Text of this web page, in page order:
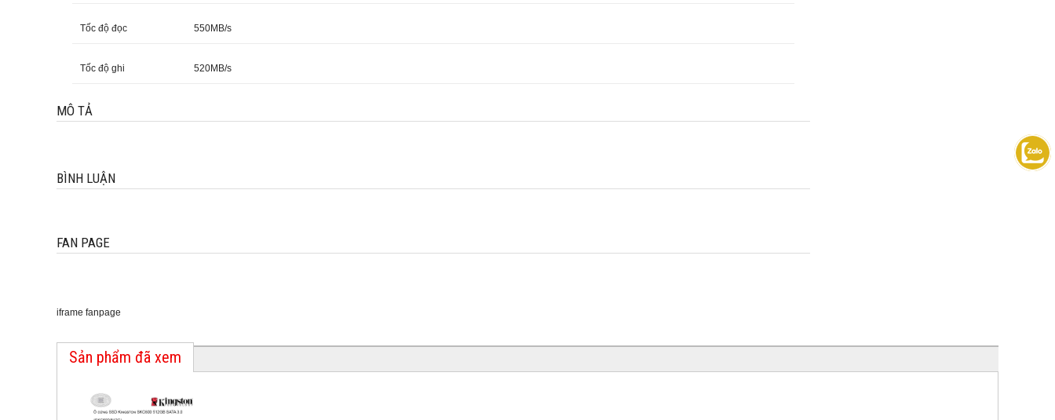
Tốc độ đọc 550MB/s
Tốc độ ghi 520MB/s
MÔ TẢ
BÌNH LUẬN
FAN PAGE
iframe fanpage
Sản phẩm đã xem